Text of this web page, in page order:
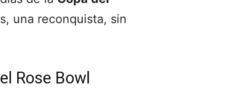
una reconquista, sin
Rose Bowl